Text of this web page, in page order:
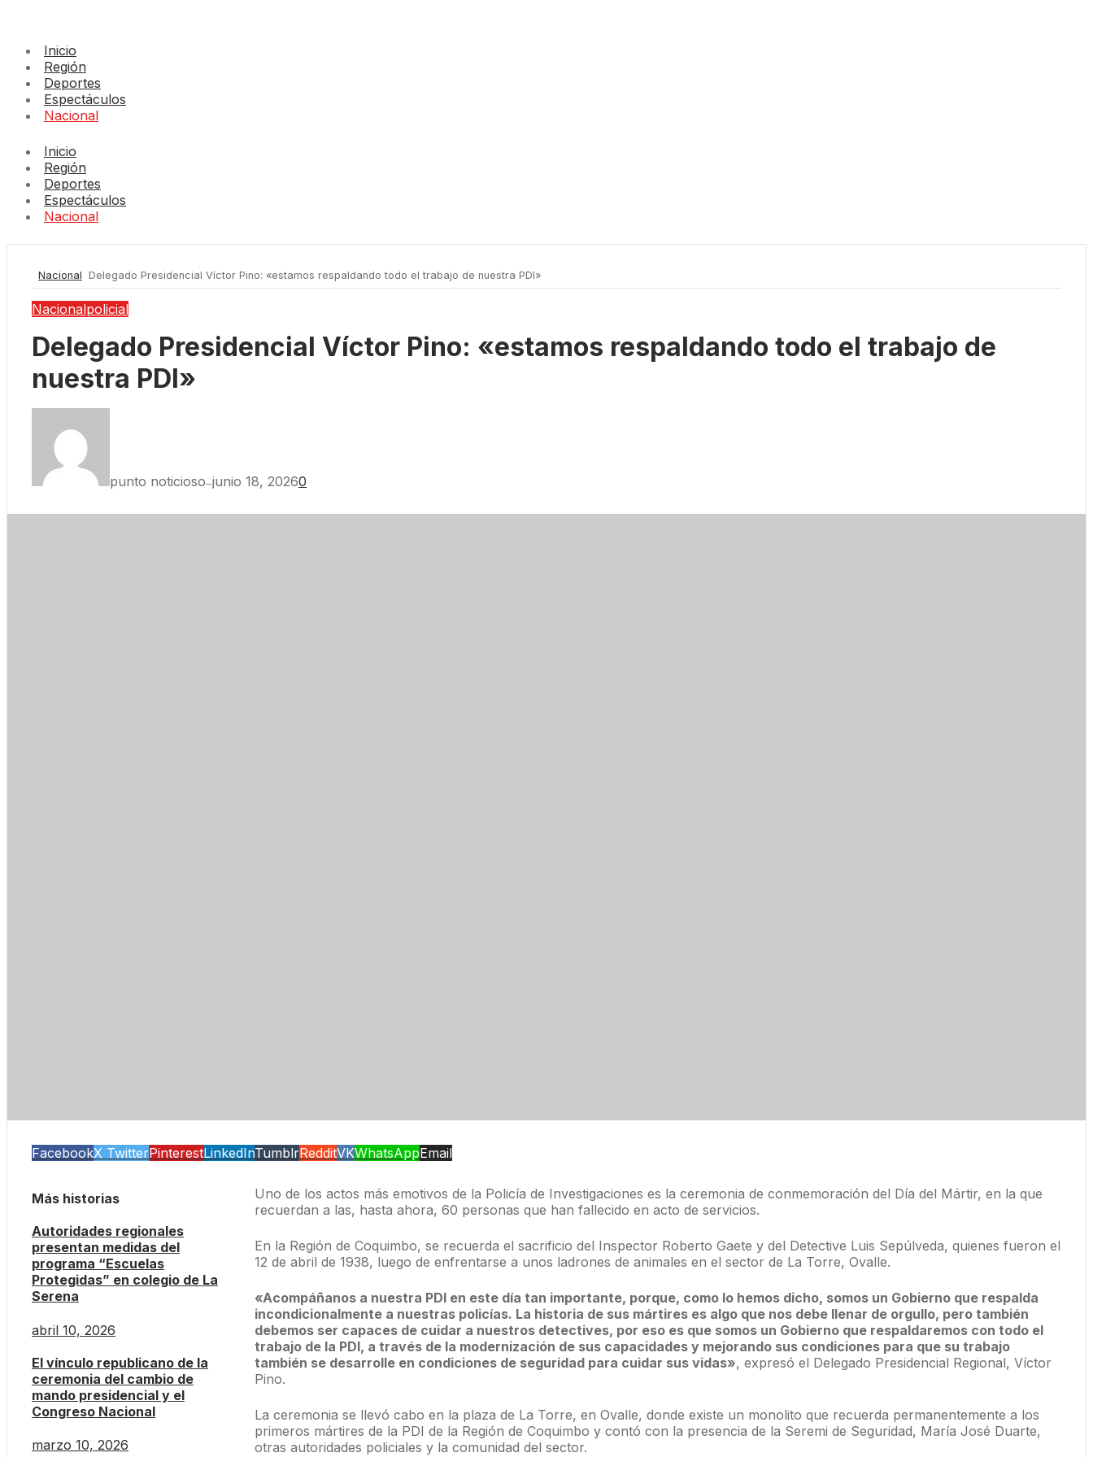
Inicio
Región
Deportes
Espectáculos
Nacional
Inicio
Región
Deportes
Espectáculos
Nacional
Nacional Delegado Presidencial Víctor Pino: «estamos respaldando todo el trabajo de nuestra PDI»
Nacionalpolicial
Delegado Presidencial Víctor Pino: «estamos respaldando todo el trabajo de
nuestra PDI»
punto noticioso—junio 18, 20260
FacebookX TwitterPinterestLinkedInTumblrRedditVKWhatsAppEmail
Más historias
Autoridades regionales
presentan medidas del
programa “Escuelas
Protegidas” en colegio de La
Serena
abril 10, 2026
El vínculo republicano de la
ceremonia del cambio de
mando presidencial y el
Congreso Nacional
marzo 10, 2026
Uno de los actos más emotivos de la Policía de Investigaciones es la ceremonia de conmemoración del Día del Mártir, en la que
recuerdan a las, hasta ahora, 60 personas que han fallecido en acto de servicios.
En la Región de Coquimbo, se recuerda el sacrificio del Inspector Roberto Gaete y del Detective Luis Sepúlveda, quienes fueron el
12 de abril de 1938, luego de enfrentarse a unos ladrones de animales en el sector de La Torre, Ovalle.
«Acompáñanos a nuestra PDI en este día tan importante, porque, como lo hemos dicho, somos un Gobierno que respalda
incondicionalmente a nuestras policías. La historia de sus mártires es algo que nos debe llenar de orgullo, pero también
debemos ser capaces de cuidar a nuestros detectives, por eso es que somos un Gobierno que respaldaremos con todo el
trabajo de la PDI, a través de la modernización de sus capacidades y mejorando sus condiciones para que su trabajo
también se desarrolle en condiciones de seguridad para cuidar sus vidas», expresó el Delegado Presidencial Regional, Víctor
Pino.
La ceremonia se llevó cabo en la plaza de La Torre, en Ovalle, donde existe un monolito que recuerda permanentemente a los
primeros mártires de la PDI de la Región de Coquimbo y contó con la presencia de la Seremi de Seguridad, María José Duarte,
otras autoridades policiales y la comunidad del sector.